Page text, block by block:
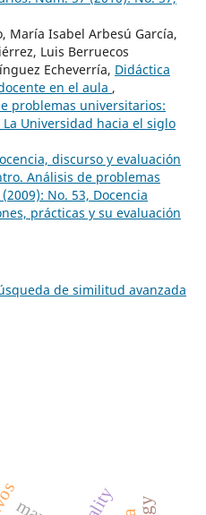
María Isabel Arbesú García,
Luis Berruecos
Echeverría, Didáctica
en el aula ,
problemas universitarios:
Universidad hacia el siglo
discurso y evaluación
Análisis de problemas
No. 53, Docencia
prácticas y su evaluación
de similitud avanzada